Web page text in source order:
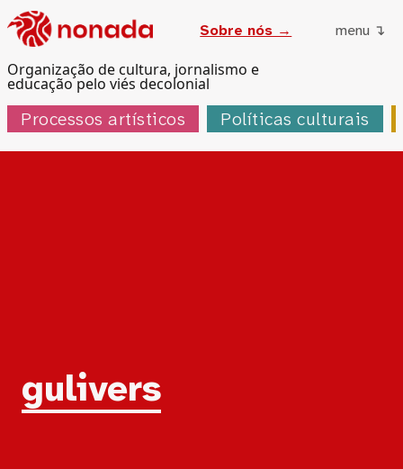
Organização de cultura, jornalismo e
educação pelo viés decolonial
Sobre nós → menu ↴
Processos artísticos Políticas culturais
Tag:
gulivers